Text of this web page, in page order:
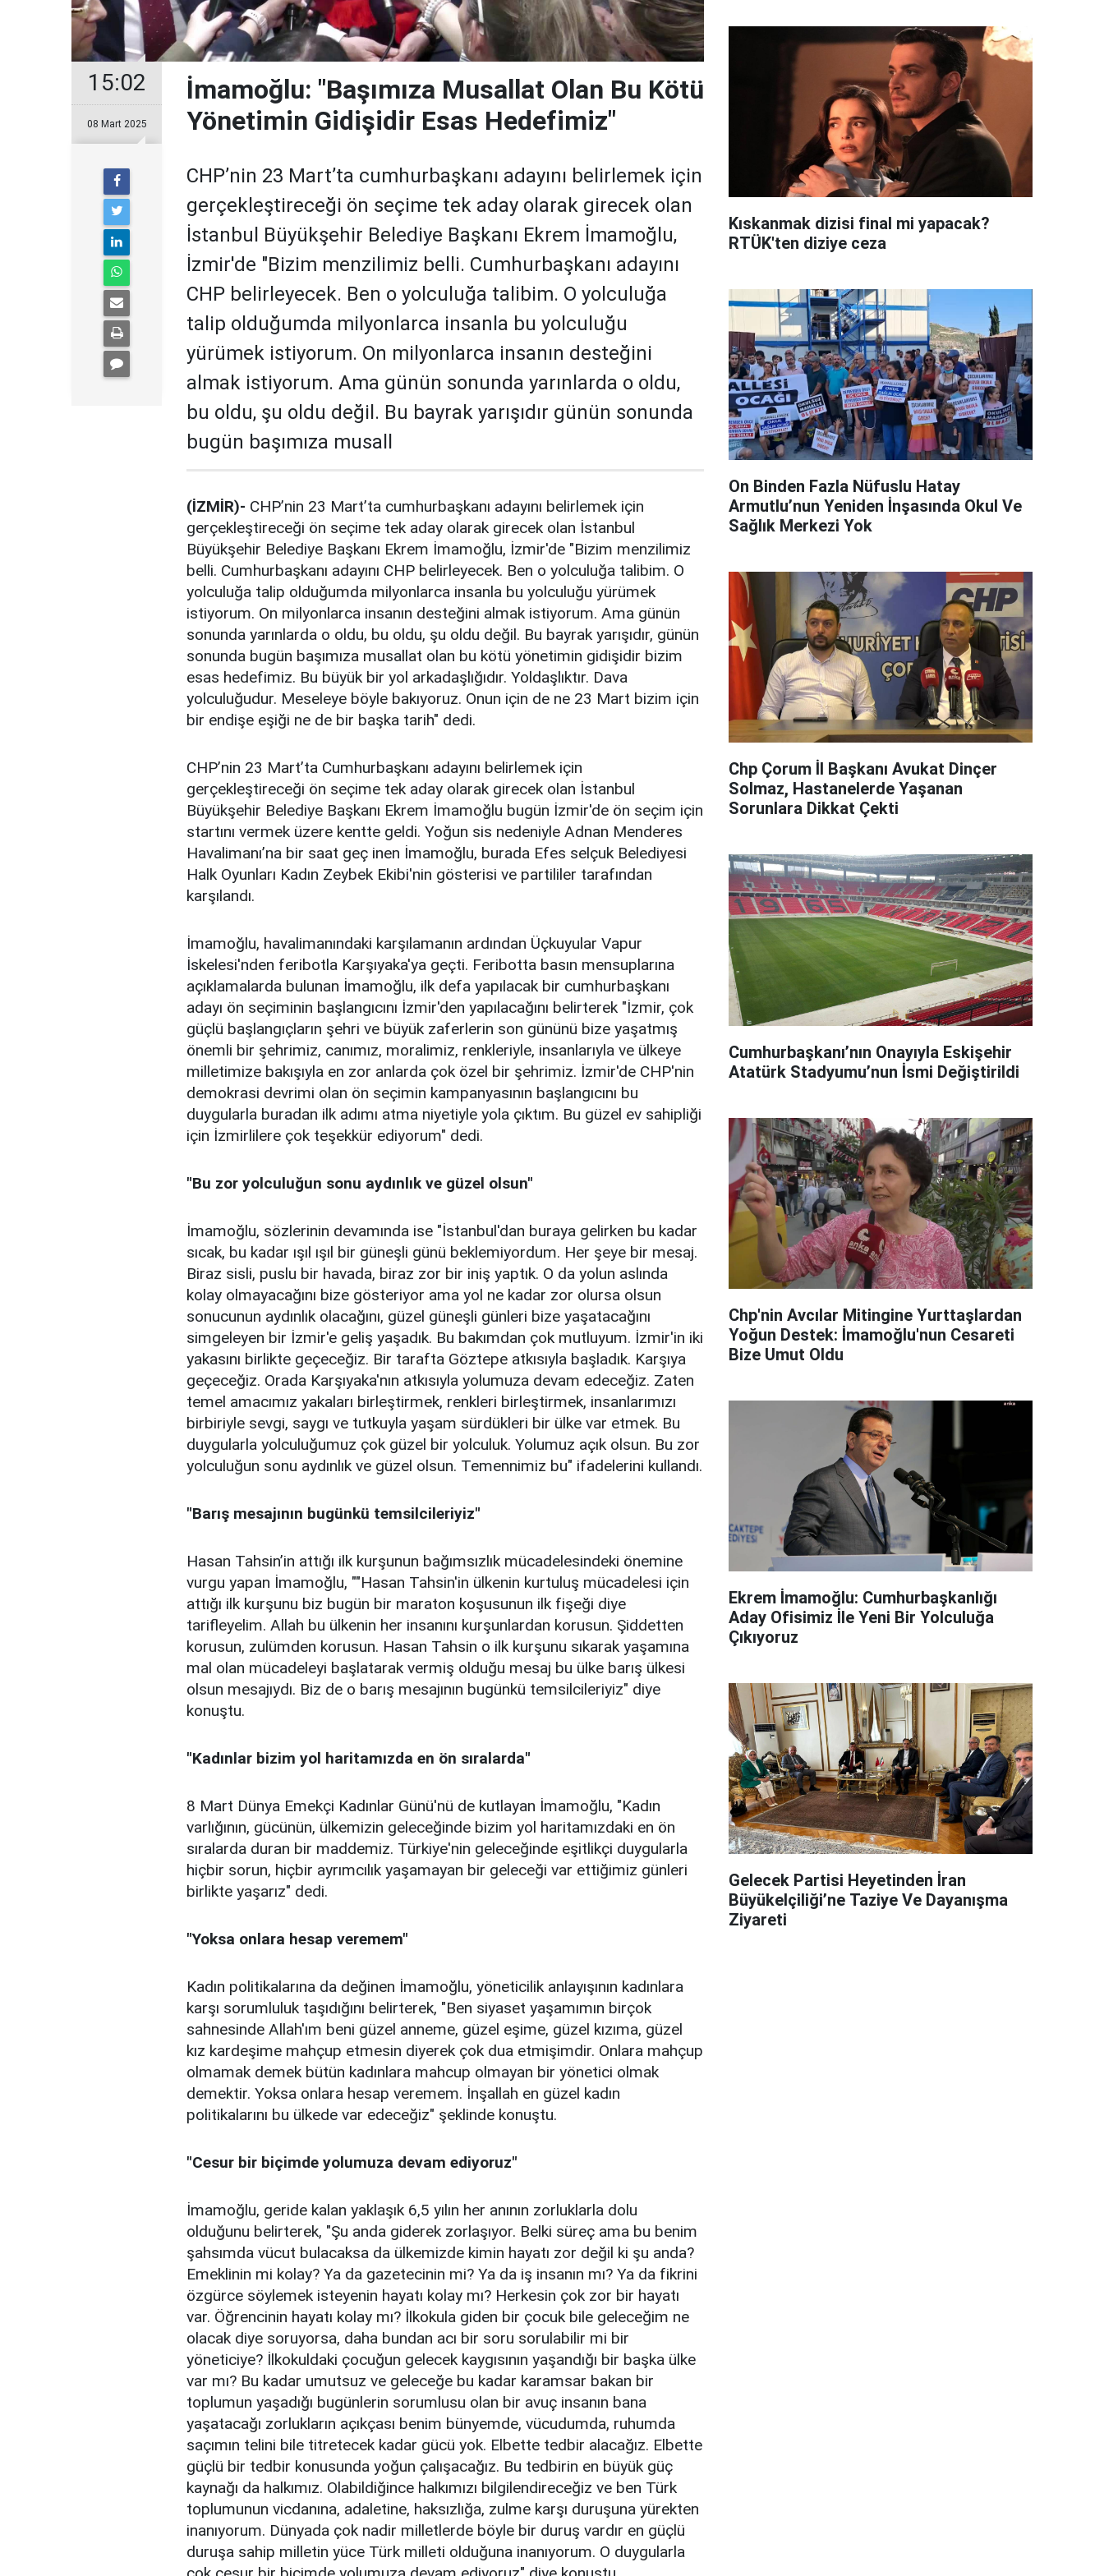
15:02
08 Mart 2025
İmamoğlu: "Başımıza Musallat Olan Bu Kötü
Yönetimin Gidişidir Esas Hedefimiz"
CHP’nin 23 Mart’ta cumhurbaşkanı adayını belirlemek için
gerçekleştireceği ön seçime tek aday olarak girecek olan
İstanbul Büyükşehir Belediye Başkanı Ekrem İmamoğlu,
İzmir'de "Bizim menzilimiz belli. Cumhurbaşkanı adayını
CHP belirleyecek. Ben o yolculuğa talibim. O yolculuğa
talip olduğumda milyonlarca insanla bu yolculuğu
yürümek istiyorum. On milyonlarca insanın desteğini
almak istiyorum. Ama günün sonunda yarınlarda o oldu,
bu oldu, şu oldu değil. Bu bayrak yarışıdır günün sonunda
bugün başımıza musall
(İZMİR)- CHP’nin 23 Mart’ta cumhurbaşkanı adayını belirlemek için
gerçekleştireceği ön seçime tek aday olarak girecek olan İstanbul
Büyükşehir Belediye Başkanı Ekrem İmamoğlu, İzmir'de "Bizim menzilimiz
belli. Cumhurbaşkanı adayını CHP belirleyecek. Ben o yolculuğa talibim. O
yolculuğa talip olduğumda milyonlarca insanla bu yolculuğu yürümek
istiyorum. On milyonlarca insanın desteğini almak istiyorum. Ama günün
sonunda yarınlarda o oldu, bu oldu, şu oldu değil. Bu bayrak yarışıdır, günün
sonunda bugün başımıza musallat olan bu kötü yönetimin gidişidir bizim
esas hedefimiz. Bu büyük bir yol arkadaşlığıdır. Yoldaşlıktır. Dava
yolculuğudur. Meseleye böyle bakıyoruz. Onun için de ne 23 Mart bizim için
bir endişe eşiği ne de bir başka tarih" dedi.
CHP’nin 23 Mart’ta Cumhurbaşkanı adayını belirlemek için
gerçekleştireceği ön seçime tek aday olarak girecek olan İstanbul
Büyükşehir Belediye Başkanı Ekrem İmamoğlu bugün İzmir'de ön seçim için
startını vermek üzere kentte geldi. Yoğun sis nedeniyle Adnan Menderes
Havalimanı’na bir saat geç inen İmamoğlu, burada Efes selçuk Belediyesi
Halk Oyunları Kadın Zeybek Ekibi'nin gösterisi ve partililer tarafından
karşılandı.
İmamoğlu, havalimanındaki karşılamanın ardından Üçkuyular Vapur
İskelesi'nden feribotla Karşıyaka'ya geçti. Feribotta basın mensuplarına
açıklamalarda bulunan İmamoğlu, ilk defa yapılacak bir cumhurbaşkanı
adayı ön seçiminin başlangıcını İzmir'den yapılacağını belirterek "İzmir, çok
güçlü başlangıçların şehri ve büyük zaferlerin son gününü bize yaşatmış
önemli bir şehrimiz, canımız, moralimiz, renkleriyle, insanlarıyla ve ülkeye
milletimize bakışıyla en zor anlarda çok özel bir şehrimiz. İzmir'de CHP'nin
demokrasi devrimi olan ön seçimin kampanyasının başlangıcını bu
duygularla buradan ilk adımı atma niyetiyle yola çıktım. Bu güzel ev sahipliği
için İzmirlilere çok teşekkür ediyorum" dedi.
"Bu zor yolculuğun sonu aydınlık ve güzel olsun"
İmamoğlu, sözlerinin devamında ise "İstanbul'dan buraya gelirken bu kadar
sıcak, bu kadar ışıl ışıl bir güneşli günü beklemiyordum. Her şeye bir mesaj.
Biraz sisli, puslu bir havada, biraz zor bir iniş yaptık. O da yolun aslında
kolay olmayacağını bize gösteriyor ama yol ne kadar zor olursa olsun
sonucunun aydınlık olacağını, güzel güneşli günleri bize yaşatacağını
simgeleyen bir İzmir'e geliş yaşadık. Bu bakımdan çok mutluyum. İzmir'in iki
yakasını birlikte geçeceğiz. Bir tarafta Göztepe atkısıyla başladık. Karşıya
geçeceğiz. Orada Karşıyaka'nın atkısıyla yolumuza devam edeceğiz. Zaten
temel amacımız yakaları birleştirmek, renkleri birleştirmek, insanlarımızı
birbiriyle sevgi, saygı ve tutkuyla yaşam sürdükleri bir ülke var etmek. Bu
duygularla yolculuğumuz çok güzel bir yolculuk. Yolumuz açık olsun. Bu zor
yolculuğun sonu aydınlık ve güzel olsun. Temennimiz bu" ifadelerini kullandı.
"Barış mesajının bugünkü temsilcileriyiz"
Hasan Tahsin’in attığı ilk kurşunun bağımsızlık mücadelesindeki önemine
vurgu yapan İmamoğlu, ""Hasan Tahsin'in ülkenin kurtuluş mücadelesi için
attığı ilk kurşunu biz bugün bir maraton koşusunun ilk fişeği diye
tarifleyelim. Allah bu ülkenin her insanını kurşunlardan korusun. Şiddetten
korusun, zulümden korusun. Hasan Tahsin o ilk kurşunu sıkarak yaşamına
mal olan mücadeleyi başlatarak vermiş olduğu mesaj bu ülke barış ülkesi
olsun mesajıydı. Biz de o barış mesajının bugünkü temsilcileriyiz" diye
konuştu.
"Kadınlar bizim yol haritamızda en ön sıralarda"
8 Mart Dünya Emekçi Kadınlar Günü'nü de kutlayan İmamoğlu, "Kadın
varlığının, gücünün, ülkemizin geleceğinde bizim yol haritamızdaki en ön
sıralarda duran bir maddemiz. Türkiye'nin geleceğinde eşitlikçi duygularla
hiçbir sorun, hiçbir ayrımcılık yaşamayan bir geleceği var ettiğimiz günleri
birlikte yaşarız" dedi.
"Yoksa onlara hesap veremem"
Kadın politikalarına da değinen İmamoğlu, yöneticilik anlayışının kadınlara
karşı sorumluluk taşıdığını belirterek, "Ben siyaset yaşamımın birçok
sahnesinde Allah'ım beni güzel anneme, güzel eşime, güzel kızıma, güzel
kız kardeşime mahçup etmesin diyerek çok dua etmişimdir. Onlara mahçup
olmamak demek bütün kadınlara mahcup olmayan bir yönetici olmak
demektir. Yoksa onlara hesap veremem. İnşallah en güzel kadın
politikalarını bu ülkede var edeceğiz" şeklinde konuştu.
"Cesur bir biçimde yolumuza devam ediyoruz"
İmamoğlu, geride kalan yaklaşık 6,5 yılın her anının zorluklarla dolu
olduğunu belirterek, "Şu anda giderek zorlaşıyor. Belki süreç ama bu benim
şahsımda vücut bulacaksa da ülkemizde kimin hayatı zor değil ki şu anda?
Emeklinin mi kolay? Ya da gazetecinin mi? Ya da iş insanın mı? Ya da fikrini
özgürce söylemek isteyenin hayatı kolay mı? Herkesin çok zor bir hayatı
var. Öğrencinin hayatı kolay mı? İlkokula giden bir çocuk bile geleceğim ne
olacak diye soruyorsa, daha bundan acı bir soru sorulabilir mi bir
yöneticiye? İlkokuldaki çocuğun gelecek kaygısının yaşandığı bir başka ülke
var mı? Bu kadar umutsuz ve geleceğe bu kadar karamsar bakan bir
toplumun yaşadığı bugünlerin sorumlusu olan bir avuç insanın bana
yaşatacağı zorlukların açıkçası benim bünyemde, vücudumda, ruhumda
saçımın telini bile titretecek kadar gücü yok. Elbette tedbir alacağız. Elbette
güçlü bir tedbir konusunda yoğun çalışacağız. Bu tedbirin en büyük güç
kaynağı da halkımız. Olabildiğince halkımızı bilgilendireceğiz ve ben Türk
toplumunun vicdanına, adaletine, haksızlığa, zulme karşı duruşuna yürekten
inanıyorum. Dünyada çok nadir milletlerde böyle bir duruş vardır en güçlü
duruşa sahip milletin yüce Türk milleti olduğuna inanıyorum. O duygularla
Kıskanmak dizisi final mi yapacak?
RTÜK'ten diziye ceza
On Binden Fazla Nüfuslu Hatay
Armutlu’nun Yeniden İnşasında Okul Ve
Sağlık Merkezi Yok
Chp Çorum İl Başkanı Avukat Dinçer
Solmaz, Hastanelerde Yaşanan
Sorunlara Dikkat Çekti
Cumhurbaşkanı’nın Onayıyla Eskişehir
Atatürk Stadyumu’nun İsmi Değiştirildi
Chp'nin Avcılar Mitingine Yurttaşlardan
Yoğun Destek: İmamoğlu'nun Cesareti
Bize Umut Oldu
Ekrem İmamoğlu: Cumhurbaşkanlığı
Aday Ofisimiz İle Yeni Bir Yolculuğa
Çıkıyoruz
Gelecek Partisi Heyetinden İran
Büyükelçiliği’ne Taziye Ve Dayanışma
Ziyareti